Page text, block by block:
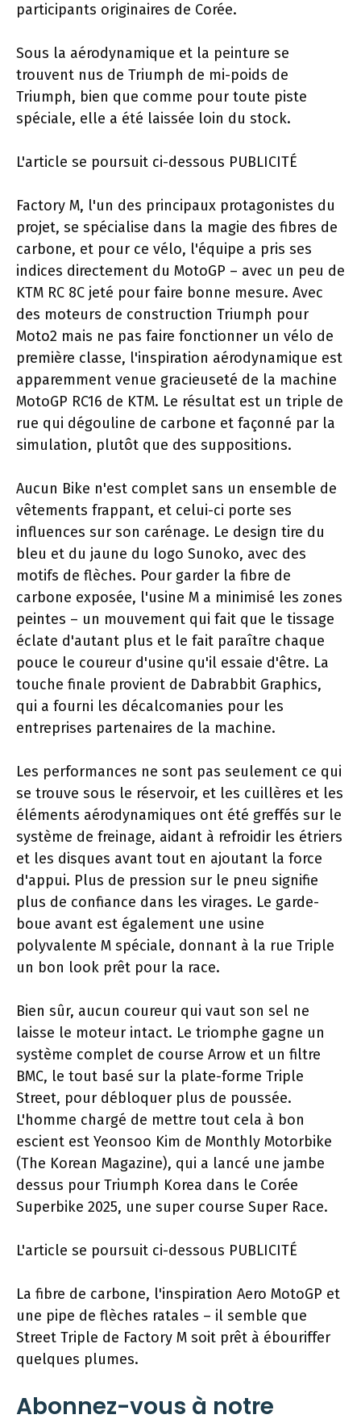
participants originaires de Corée.
Sous la aérodynamique et la peinture se
trouvent nus de Triumph de mi-poids de
Triumph, bien que comme pour toute piste
spéciale, elle a été laissée loin du stock.
L'article se poursuit ci-dessous PUBLICITÉ
Factory M, l'un des principaux protagonistes du
projet, se spécialise dans la magie des fibres de
carbone, et pour ce vélo, l'équipe a pris ses
indices directement du MotoGP – avec un peu de
KTM RC 8C jeté pour faire bonne mesure. Avec
des moteurs de construction Triumph pour
Moto2 mais ne pas faire fonctionner un vélo de
première classe, l'inspiration aérodynamique est
apparemment venue gracieuseté de la machine
MotoGP RC16 de KTM. Le résultat est un triple de
rue qui dégouline de carbone et façonné par la
simulation, plutôt que des suppositions.
Aucun Bike n'est complet sans un ensemble de
vêtements frappant, et celui-ci porte ses
influences sur son carénage. Le design tire du
bleu et du jaune du logo Sunoko, avec des
motifs de flèches. Pour garder la fibre de
carbone exposée, l'usine M a minimisé les zones
peintes – un mouvement qui fait que le tissage
éclate d'autant plus et le fait paraître chaque
pouce le coureur d'usine qu'il essaie d'être. La
touche finale provient de Dabrabbit Graphics,
qui a fourni les décalcomanies pour les
entreprises partenaires de la machine.
Les performances ne sont pas seulement ce qui
se trouve sous le réservoir, et les cuillères et les
éléments aérodynamiques ont été greffés sur le
système de freinage, aidant à refroidir les étriers
et les disques avant tout en ajoutant la force
d'appui. Plus de pression sur le pneu signifie
plus de confiance dans les virages. Le garde-
boue avant est également une usine
polyvalente M spéciale, donnant à la rue Triple
un bon look prêt pour la race.
Bien sûr, aucun coureur qui vaut son sel ne
laisse le moteur intact. Le triomphe gagne un
système complet de course Arrow et un filtre
BMC, le tout basé sur la plate-forme Triple
Street, pour débloquer plus de poussée.
L'homme chargé de mettre tout cela à bon
escient est Yeonsoo Kim de Monthly Motorbike
(The Korean Magazine), qui a lancé une jambe
dessus pour Triumph Korea dans le Corée
Superbike 2025, une super course Super Race.
L'article se poursuit ci-dessous PUBLICITÉ
La fibre de carbone, l'inspiration Aero MotoGP et
une pipe de flèches ratales – il semble que
Street Triple de Factory M soit prêt à ébouriffer
quelques plumes.
Abonnez-vous à notre